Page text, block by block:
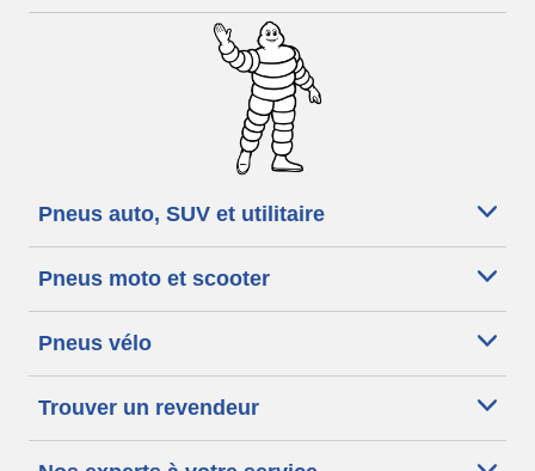
Pneus auto, SUV et utilitaire
Pneus moto et scooter
Pneus vélo
Trouver un revendeur